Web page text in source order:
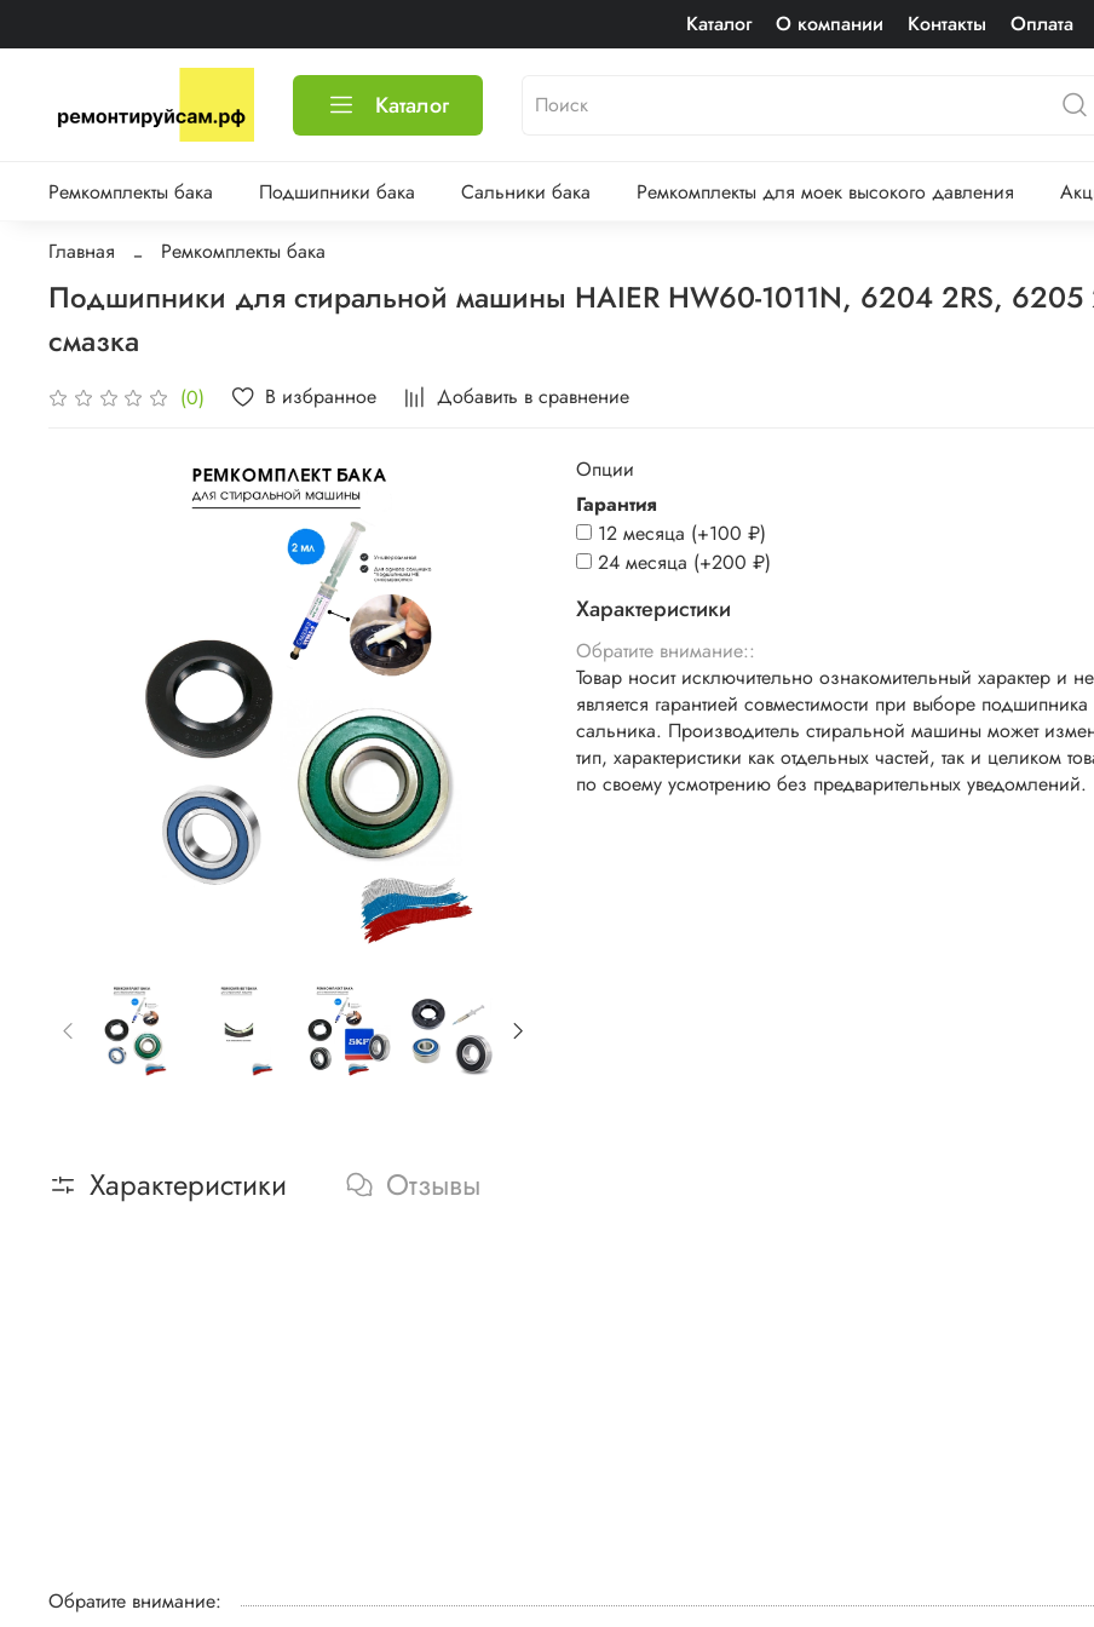
Каталог О компании Контакты Оплата
Каталог
Ремкомплекты бака Подшипники бака Сальники бака Ремкомплекты для моек высокого давления
Главная Ремкомплекты бака
Подшипники для стиральной машины HAIER HW60-1011N, 6204 2RS, 6205
смазка
(0) В избранное Добавить в сравнение
Опции
Гарантия
12 месяца (+100 ₽)
24 месяца (+200 ₽)
Характеристики
Обратите внимание::
Товар носит исключительно ознакомительный характер и не
является гарантией совместимости при выборе
сальника. Производитель стиральной машины может
тип, характеристики как отдельных частей, так и целиком
по своему усмотрению без предварительных уведомлений.
Характеристики Отзывы
Обратите внимание: